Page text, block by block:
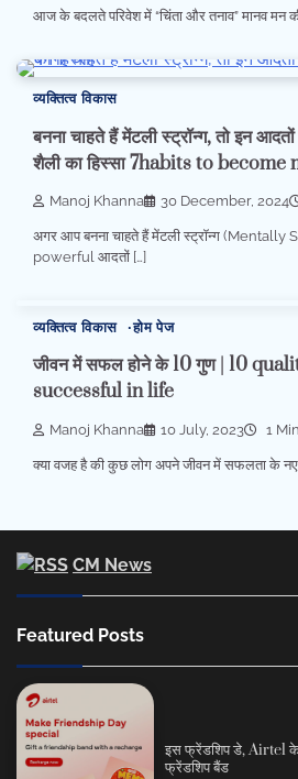
आज के बदलते परिवेश में “चिंता और तनाव” मानव मन
व्यक्तित्व विकास
बनना चाहते हैं मेंटली स्ट्रॉन्ग, तो इन
शैली का हिस्सा 7habits to
Manoj Khanna 30 December, 2024
अगर आप बनना चाहते हैं मेंटली स्ट्रॉन्ग (Mentally
powerful आदतों […]
व्यक्तित्व विकास होम पेज
जीवन में सफल होने के 10 गुण | 10
successful in life
Manoj Khanna 10 July, 2023 1
क्या वजह है की कुछ लोग अपने जीवन में सफलता के
CM News
Featured Posts
इस फ्रेंडशिप डे, Airtel के
फ्रेंडशिप बैंड